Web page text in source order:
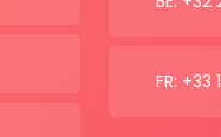
FR: +33